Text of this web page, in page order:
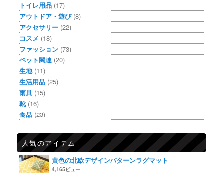
トイレ用品 (17)
アウトドア・遊び(8)
アクセサリー (22)
コスメ (18)
ファッション (73)
ペット関連 (20)
生地(11)
生活用品 (25)
雨具 (15)
靴(16)
食品 (23)
人気のアイテム
黄色の北欧デザインパターンラグマット
4,165ビュー